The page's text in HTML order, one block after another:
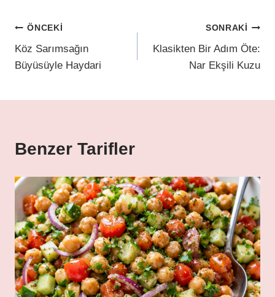
ÖNCEKI
Köz Sarımsağın
Büyüsüyle Haydari
SONRAKI
Klasikten Bir Adım Öte:
Nar Ekşili Kuzu
Benzer Tarifler